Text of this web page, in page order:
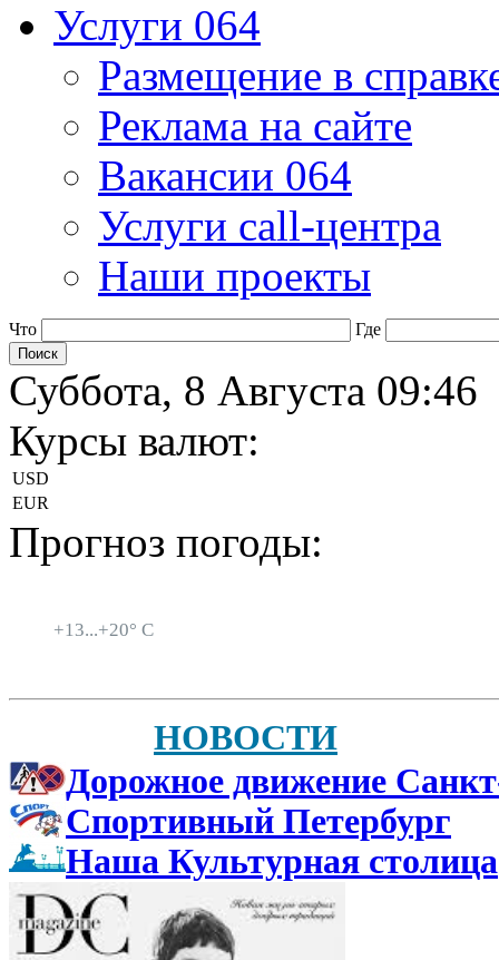
Услуги 064
Размещение в
Реклама на сайте
Вакансии 064
Услуги call-центра
Наши проекты
Что Где
Суббота, 8 Августа 09:46
Курсы валют:
USD
EUR
Прогноз погоды:
+13...+20° C
НОВОСТИ
Дорожное движение
Спортивный Петербург
Наша Культурная столица